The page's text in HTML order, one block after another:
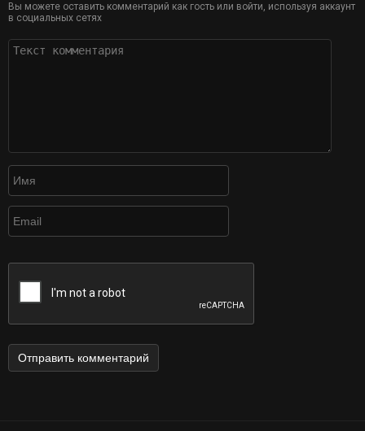
Вы можете оставить комментарий как гость или войти, используя аккаунт
в социальных сетях